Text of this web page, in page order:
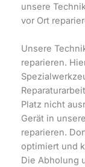
unsere
vor Ort
Unsere
reparieren.
Platz nicht
Gerät in
reparieren.
optimiert und
Die Abholung